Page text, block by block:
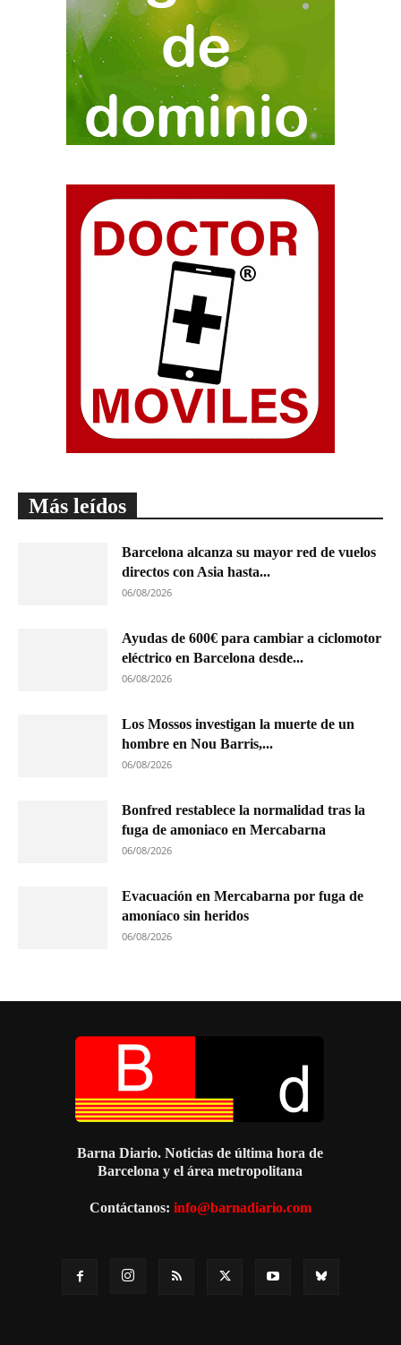
Más leídos
Barcelona alcanza su mayor red de vuelos
directos con Asia hasta...
06/08/2026
Ayudas de 600€ para cambiar a ciclomotor
eléctrico en Barcelona desde...
06/08/2026
Los Mossos investigan la muerte de un
hombre en Nou Barris,...
06/08/2026
Bonfred restablece la normalidad tras la
fuga de amoniaco en Mercabarna
06/08/2026
Evacuación en Mercabarna por fuga de
amoníaco sin heridos
06/08/2026
Barna Diario. Noticias de última hora de
Barcelona y el área metropolitana
Contáctanos: info@barnadiario.com